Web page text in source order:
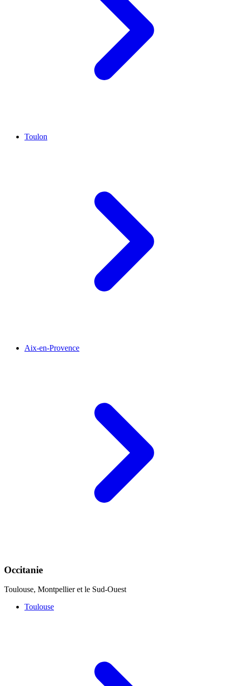
Toulon
Aix-en-Provence
Occitanie
Toulouse, Montpellier et le Sud-Ouest
Toulouse